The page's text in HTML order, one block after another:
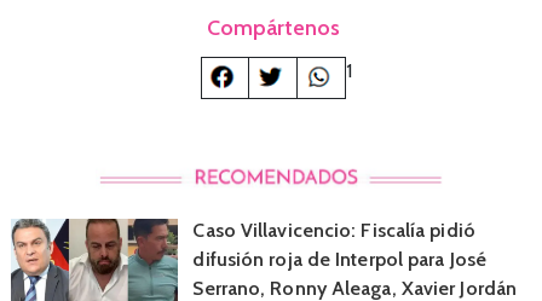
Compártenos
1
Caso Villavicencio: Fiscalía pidió
difusión roja de Interpol para José
Serrano, Ronny Aleaga, Xavier Jordán